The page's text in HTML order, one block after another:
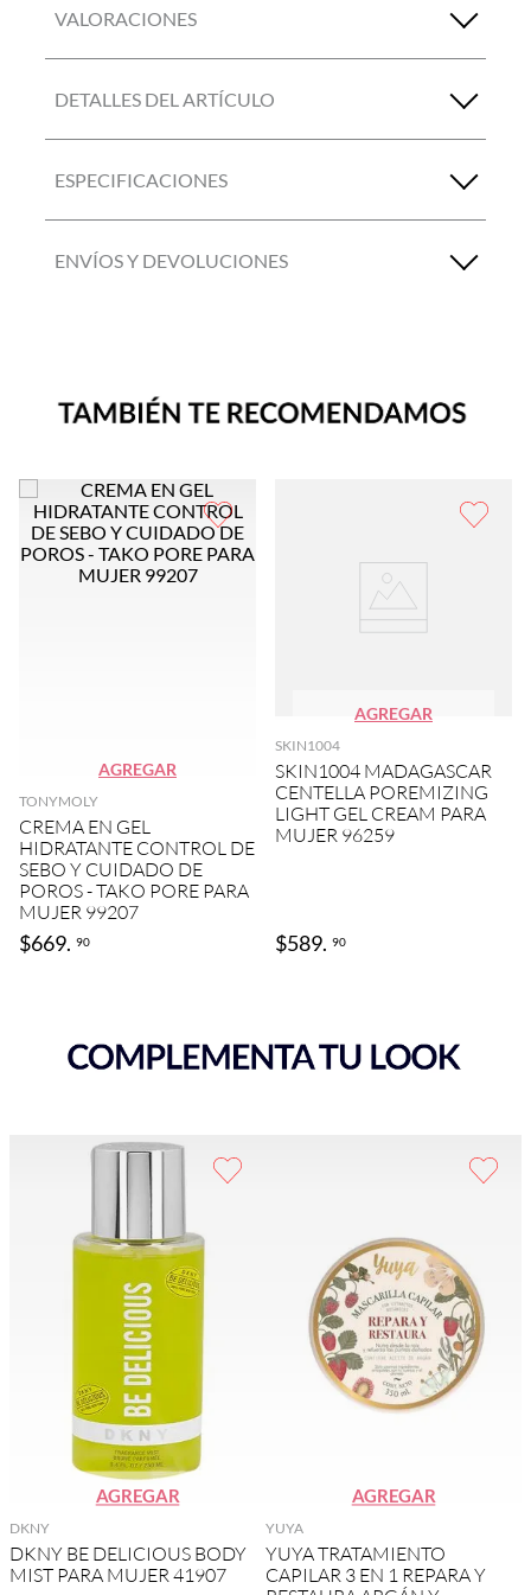
VALORACIONES
DETALLES DEL ARTÍCULO
ESPECIFICACIONES
ENVÍOS Y DEVOLUCIONES
AGREGAR
TONYMOLY
CREMA EN GEL
HIDRATANTE CONTROL DE
SEBO Y CUIDADO DE
POROS - TAKO PORE PARA
MUJER 99207
$669. 90
AGREGAR
SKIN1004
SKIN1004 MADAGASCAR
CENTELLA POREMIZING
LIGHT GEL CREAM PARA
MUJER 96259
$589. 90
AGREGAR
DKNY
DKNY BE DELICIOUS BODY
MIST PARA MUJER 41907
AGREGAR
YUYA
YUYA TRATAMIENTO
CAPILAR 3 EN 1 REPARA Y